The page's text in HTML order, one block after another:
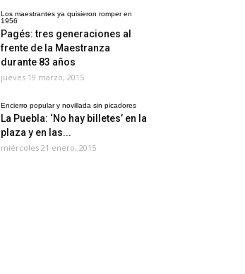
Los maestrantes ya quisieron romper en
1956
Pagés: tres generaciones al
frente de la Maestranza
durante 83 años
jueves 19 marzo, 2015
Encierro popular y novillada sin picadores
La Puebla: ‘No hay billetes’ en la
plaza y en las...
miércoles 21 enero, 2015